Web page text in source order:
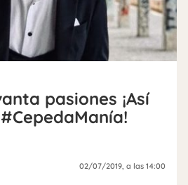
pasiones ¡Así
02/07/2019 , a las 14:00